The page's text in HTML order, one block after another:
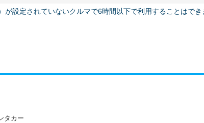
が設定されていないクルマで6時間以下で利用することはでき
タカー